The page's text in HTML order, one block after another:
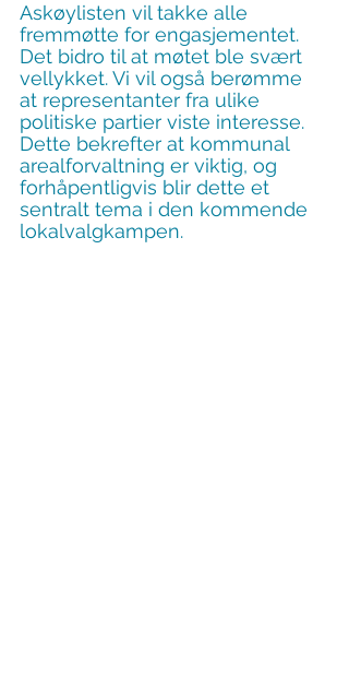
Askøylisten vil takke alle
fremmøtte for engasjementet.
Det bidro til at møtet ble svært
vellykket. Vi vil også berømme
at representanter fra ulike
politiske partier viste interesse.
Dette bekrefter at kommunal
arealforvaltning er viktig, og
forhåpentligvis blir dette et
sentralt tema i den kommende
lokalvalgkampen.